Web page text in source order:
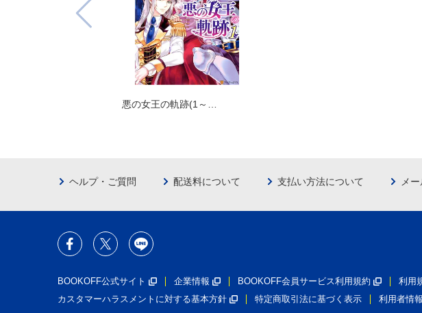
悪の女王の軌跡(1～…
ヘルプ・ご質問 配送料について 支払い方法について メ
BOOKOFF公式サイト 企業情報 BOOKOFF会員サービス利用規約 利用
カスタマーハラスメントに対する基本方針
特定商取引法に基づく表示 利用者情